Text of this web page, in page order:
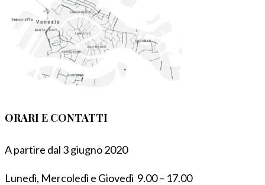
ORARI E CONTATTI
A partire dal 3 giugno 2020
Lunedì, Mercoledì e Giovedì 9.00 – 17.00